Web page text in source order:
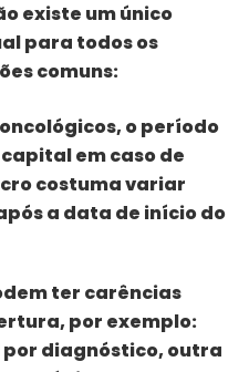
existe um único
para todos os
comuns:
o período
em caso de
costuma variar
a data de início do
ter carências
por exemplo:
diagnóstico, outra